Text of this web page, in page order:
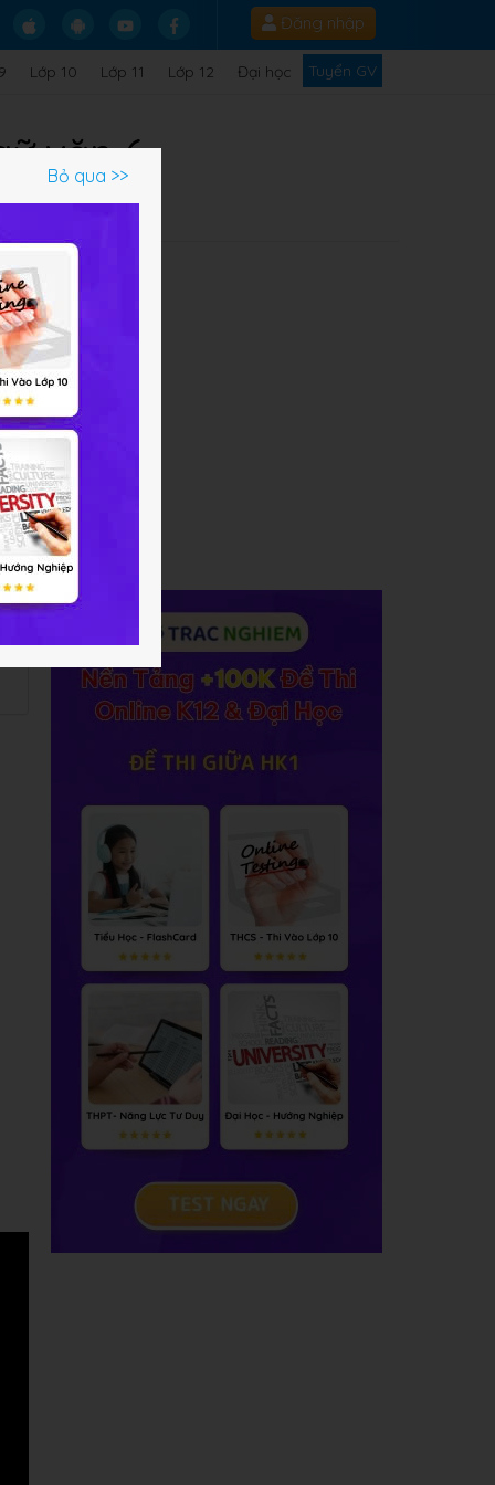
Đăng nhập
Lớp 10 Lớp 11 Lớp 12 Đại học Tuyển GV
văn 6
Bỏ qua >>